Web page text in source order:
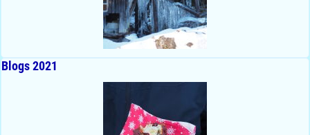
Blogs 2021